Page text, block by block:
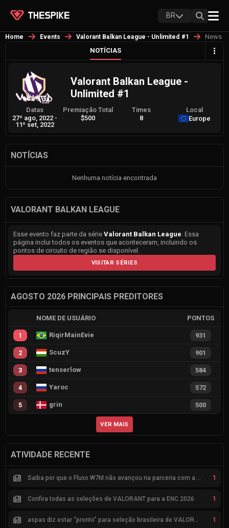
BR
Home Events Valorant Balkan League - Unlimited #1
News
NOTÍCIAS
Valorant Balkan League -
Unlimited #1
Datas
27º ago, 2022 -
11º set, 2022
Premiação Total
$500
Times
8
Local
Europe
NOTÍCIAS
Nenhuma notícia encontrada
VALORANT BALKAN LEAGUE
Esse evento faz parte da série Valorant Balkan League. Essa
página inclui todos os eventos que aconteceram, incluindo os
pontos de circuito de região se disponível.
VISITAR SÉRIES
AGOSTO 2026 PRINCIPAIS PREDITORES
NOME DE USUÁRIO PONTOS
1 RiqirMainEvie 931
2 ScuzY 901
3 tenserlow 584
4 Yaroc 572
5 grin 500
VER MAIS
ATIVIDADE RECENTE
Saiba por que o Fluxo W7M não avançou na parceria com a Riot 1
Confira todas as seleções de VALORANT para a ENC 2026 1
aspas diz estar “pronto” para seleção brasileira de VALORANT 1